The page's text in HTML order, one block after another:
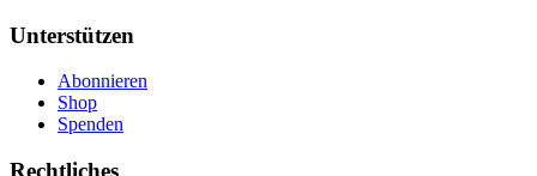
Unterstützen
Abonnieren
Shop
Spenden
Rechtliches